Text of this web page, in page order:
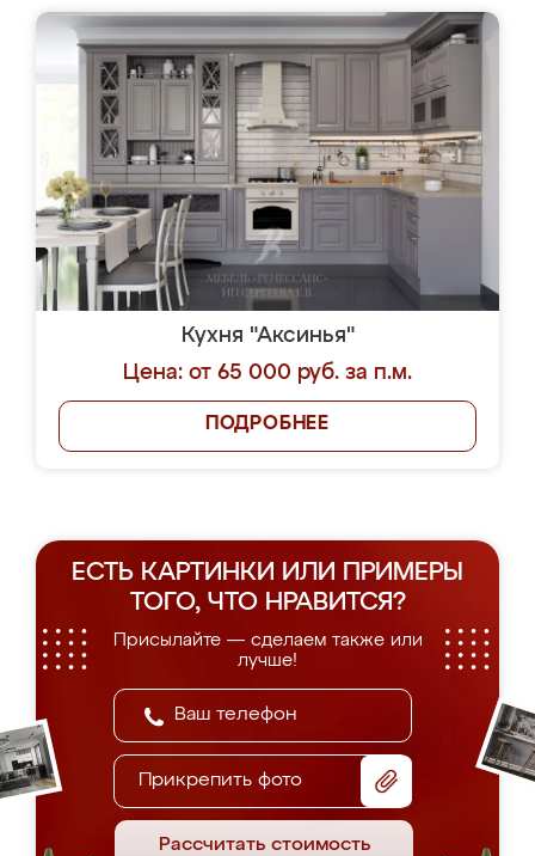
Кухня "Аксинья"
Цена: от 65 000 руб. за п.м.
ПОДРОБНЕЕ
ЕСТЬ КАРТИНКИ ИЛИ ПРИМЕРЫ
ТОГО, ЧТО НРАВИТСЯ?
Присылайте — сделаем также или
лучше!
Прикрепить фото
Рассчитать стоимость